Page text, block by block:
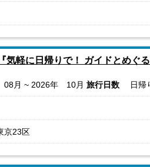
気軽に日帰りで！ ガイドとめぐ
月 ~ 2026年 10月 旅行日数 日帰
京23区